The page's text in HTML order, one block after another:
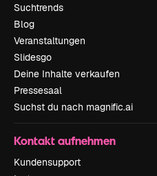
Suchtrends
Blog
Veranstaltungen
Slidesgo
Deine Inhalte verkaufen
Pressesaal
Suchst du nach magnific.ai
Kontakt aufnehmen
Kundensupport